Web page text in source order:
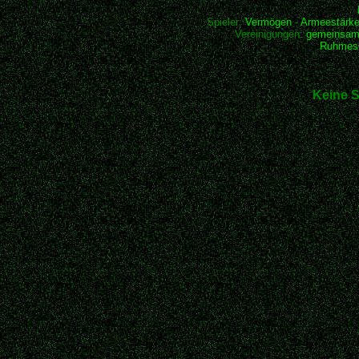
Spieler:Vermögen-Armeestärke
Vereinigungen:
Keine